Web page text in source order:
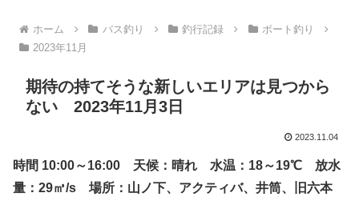
ホーム バス釣り 釣行記録
ボート釣り
2023年11月
期待の持てそうな新しいエリアは見つから
ない 2023年11月3日
2023.11.04
時間 10:00～16:00 天候：晴れ 水温：18～19℃ 放水
量：29㎥/s 場所：山ノ下、アクティバ、井筒、旧六本